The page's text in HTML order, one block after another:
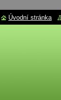
Úvodní stránka